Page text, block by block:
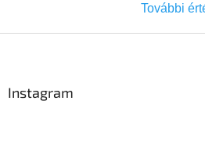
További
Instagram